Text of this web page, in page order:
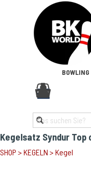
Direkt zum Seiteninhalt
0 Menü
Kegelsatz Syndur Top
SHOP > KEGELN > Kegel